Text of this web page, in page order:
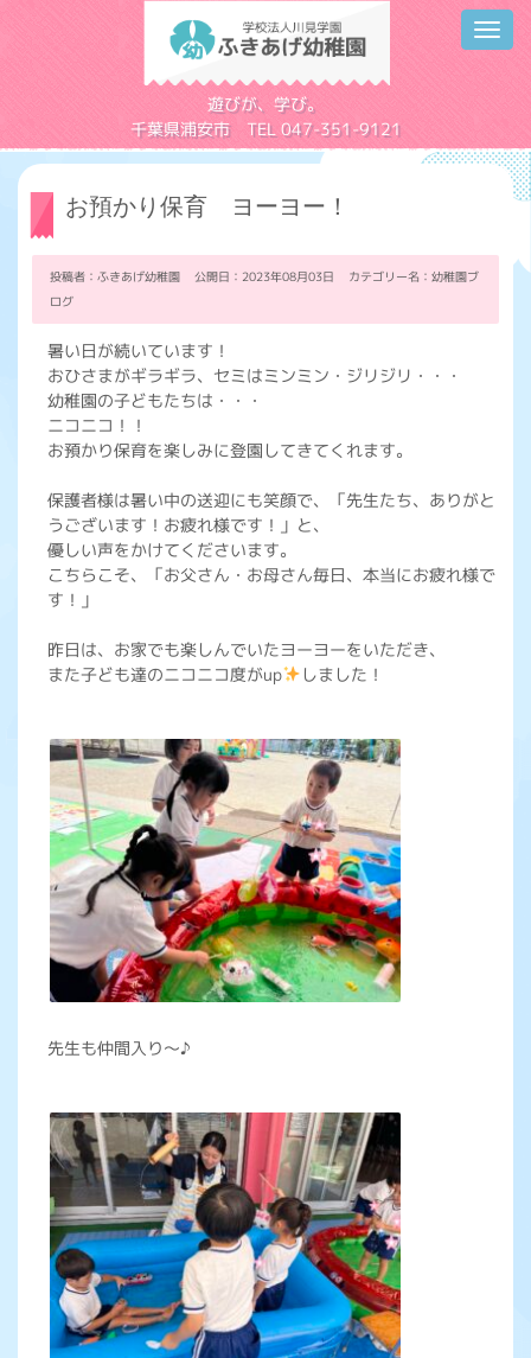
遊びが、学び。
千葉県浦安市 TEL 047-351-9121
お預かり保育 ヨーヨー！
投稿者：ふきあげ幼稚園 公開日：2023年08月03日 カテゴリー名： 幼稚園ブ
ログ
暑い日が続いています！
おひさまがギラギラ、セミはミンミン・ジリジリ・・・
幼稚園の子どもたちは・・・
ニコニコ！！
お預かり保育を楽しみに登園してきてくれます。
保護者様は暑い中の送迎にも笑顔で、「先生たち、ありがと
うございます！お疲れ様です！」と、
優しい声をかけてくださいます。
こちらこそ、「お父さん・お母さん毎日、本当にお疲れ様で
す！」
昨日は、お家でも楽しんでいたヨーヨーをいただき、
また子ども達のニコニコ度がup
しました！
先生も仲間入り～♪